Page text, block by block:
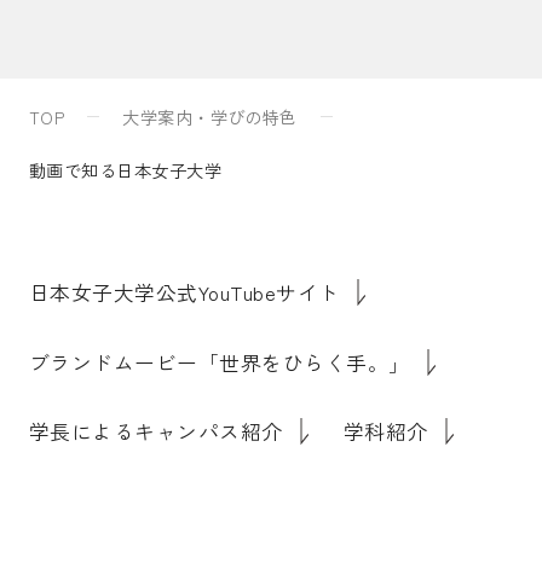
通信教育・生涯学習
TOP 大学案内・学びの特色
動画で知る日本女子大学
日本女子大学公式YouTubeサイト
ブランドムービー「世界をひらく手。」
学長によるキャンパス紹介 学科紹介